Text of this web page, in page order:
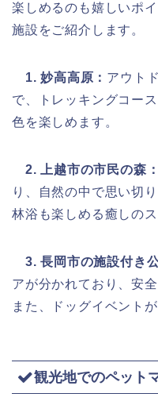
楽しめるのも嬉しいポ
施設をご紹介します。
1. 妙高高原： アウト
で、トレッキングコー
色を楽しめます。
2. 上越市の市民の森：
り、自然の中で思い切
林浴も楽しめる癒しのス
3. 長岡市の施設付き公
アが分かれており、安
また、ドッグイベント
観光地でのペット